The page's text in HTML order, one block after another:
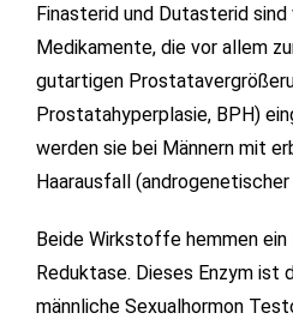
Finasterid und Dutasterid
Medikamente, die vor allem
gutartigen
Prostatahyperplasie, BPH)
werden sie bei Männern mit
Haarausfall
Beide Wirkstoffe hemmen ein
Reduktase. Dieses Enzym ist
männliche Sexualhormon